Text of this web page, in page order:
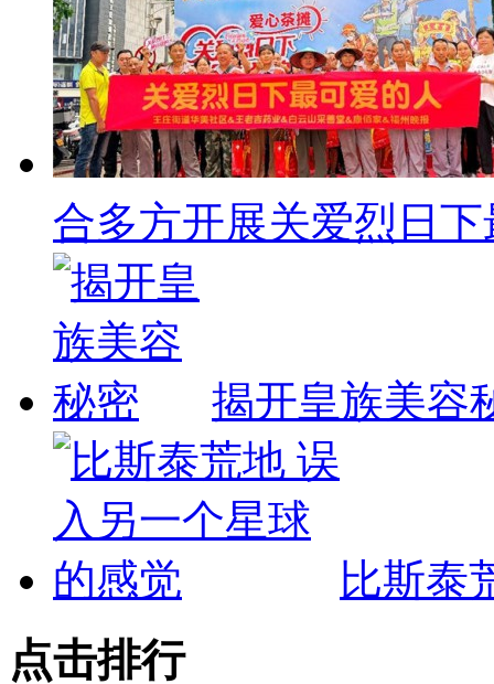
合多方开展关爱烈日
揭开皇族美容
比斯泰
点击排行